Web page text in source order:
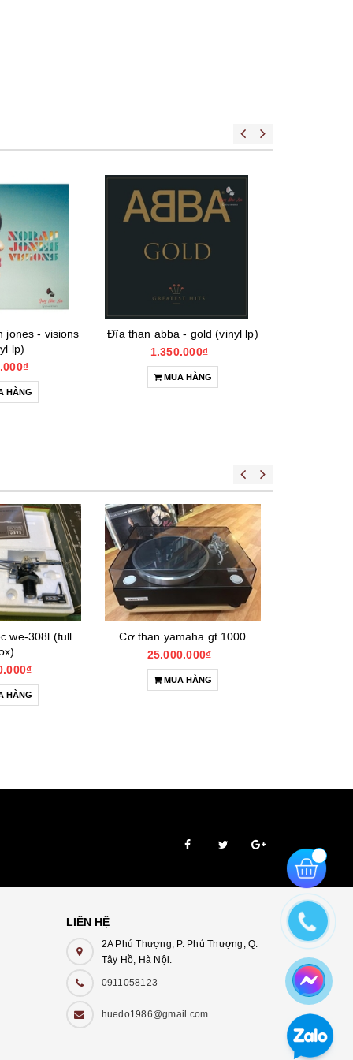
jones - visions
lp)
HÀNG
Đĩa than abba - gold (vinyl lp)
1.350.000₫
MUA HÀNG
we-308l (full
HÀNG
Cơ than yamaha gt 1000
25.000.000₫
MUA HÀNG
LIÊN HỆ
2A Phú Thượng, P. Phú Thượng, Q.
Tây Hồ, Hà Nội.
0911058123
huedo1986@gmail.com